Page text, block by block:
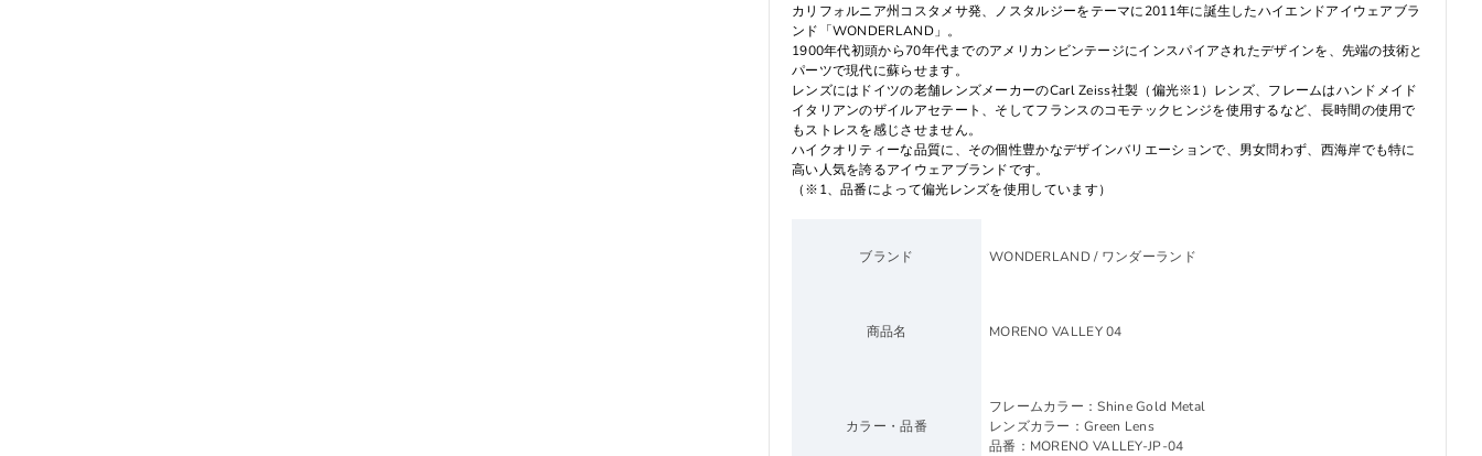
カリフォルニア州コスタメサ発、ノスタルジーをテーマに2011年に誕生したハイエンドアイウェアブラ
ンド「WONDERLAND」。
1900年代初頭から70年代までのアメリカンビンテージにインスパイアされたデザインを、先端の技術と
パーツで現代に蘇らせます。
レンズにはドイツの老舗レンズメーカーのCarl Zeiss社製（偏光※1）レンズ、フレームはハンドメイド
イタリアンのザイルアセテート、そしてフランスのコモテックヒンジを使用するなど、長時間の使用で
もストレスを感じさせません。
ハイクオリティーな品質に、その個性豊かなデザインバリエーションで、男女問わず、西海岸でも特に
高い人気を誇るアイウェアブランドです。
（※1、品番によって偏光レンズを使用しています）
ブランド WONDERLAND / ワンダーランド
商品名 MORENO VALLEY 04
カラー・品番
フレームカラー：Shine Gold Metal
レンズカラー：Green Lens
品番：MORENO VALLEY-JP-04